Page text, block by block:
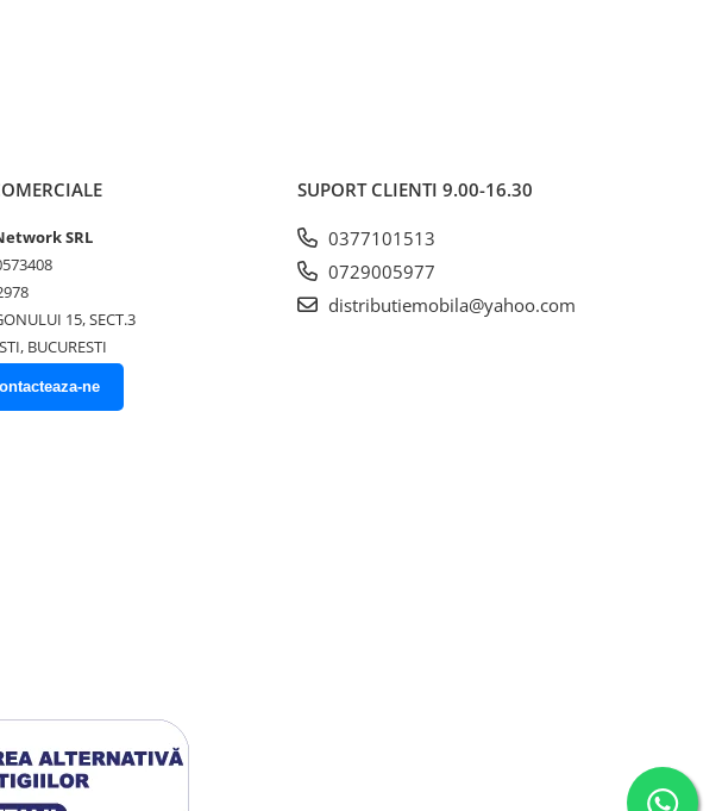
SRL
15, SECT.3
BUCURESTI
ne
SUPORT CLIENTI 9.00-16.30
0377101513
0729005977
distributiemobila@yahoo.com